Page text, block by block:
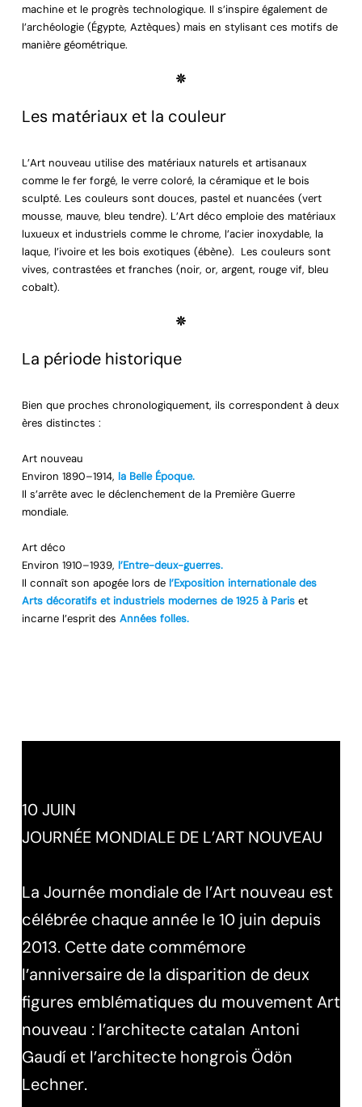
machine et le progrès technologique. Il s’inspire également de
l’archéologie (Égypte, Aztèques) mais en stylisant ces motifs de
manière géométrique.
Les matériaux et la couleur
L’Art nouveau utilise des matériaux naturels et artisanaux
comme le fer forgé, le verre coloré, la céramique et le bois
sculpté. Les couleurs sont douces, pastel et nuancées (vert
mousse, mauve, bleu tendre). L’Art déco emploie des matériaux
luxueux et industriels comme le chrome, l’acier inoxydable, la
laque, l’ivoire et les bois exotiques (ébène). Les couleurs sont
vives, contrastées et franches (noir, or, argent, rouge vif, bleu
cobalt).
La période historique
Bien que proches chronologiquement, ils correspondent à deux
ères distinctes :
Art nouveau
Environ 1890–1914, la Belle Époque.
Il s’arrête avec le déclenchement de la Première Guerre
mondiale.
Art déco
Environ 1910–1939, l’Entre-deux-guerres.
Il connaît son apogée lors de l’Exposition internationale des
Arts décoratifs et industriels modernes de 1925 à Pariset
incarne l’esprit des Années folles.
10 JUIN
JOURNÉE MONDIALE DE L’ART NOUVEAU
La Journée mondiale de l’Art nouveau est
célébrée chaque année le 10 juin depuis
2013. Cette date commémore
l’anniversaire de la disparition de deux
figures emblématiques du mouvement Art
nouveau : l’architecte catalan Antoni
Gaudí et l’architecte hongrois Ödön
Lechner.